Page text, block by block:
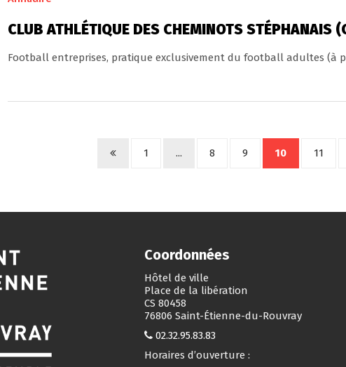
CLUB ATHLÉTIQUE DES CHEMINOTS STÉPHANAIS
Football entreprises, pratique exclusivement du football adultes (à
1 ... 8 9 10 11
Coordonnées
Hôtel de ville
Place de la libération
CS 80458
76806 Saint-Étienne-du-Rouvray
02.32.95.83.83
Horaires d’ouverture :